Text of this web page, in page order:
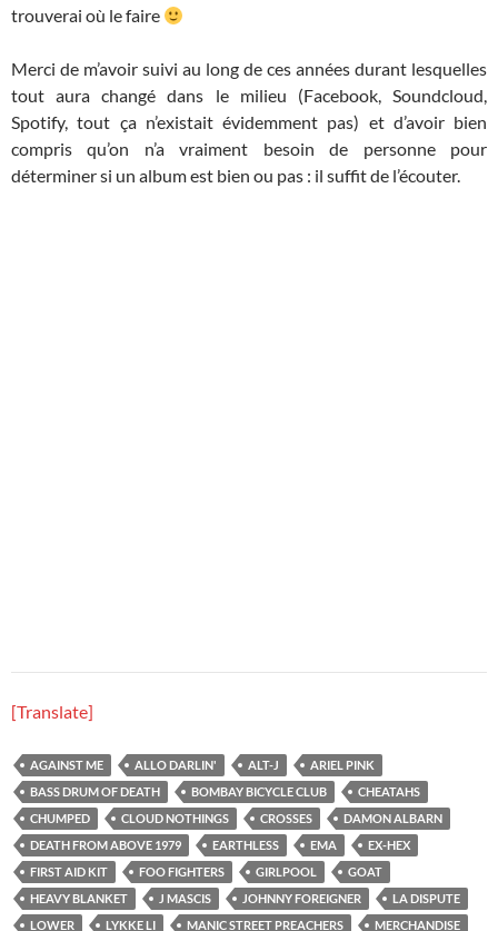
trouverai où le faire
Merci de m’avoir suivi au long de ces années durant lesquelles
tout aura changé dans le milieu (Facebook, Soundcloud,
Spotify, tout ça n’existait évidemment pas) et d’avoir bien
compris qu’on n’a vraiment besoin de personne pour
déterminer si un album est bien ou pas : il suffit de l’écouter.
[Translate]
AGAINST ME ALLO DARLIN' ALT-J
ARIEL PINK
BASS DRUM OF DEATH
BOMBAY BICYCLE CLUB
CHEATAHS
CHUMPED
CLOUD NOTHINGS CROSSES
DAMON ALBARN
DEATH FROM ABOVE 1979
EARTHLESS EMA
EX-HEX
FIRST AID KIT
FOO FIGHTERS GIRLPOOL
GOAT
HEAVY BLANKET
J MASCIS JOHNNY FOREIGNER
LA DISPUTE
LOWER
LYKKE LI MANIC STREET PREACHERS MERCHANDISE